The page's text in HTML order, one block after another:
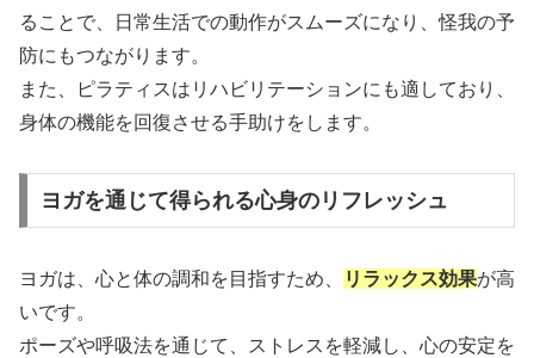
ることで、日常生活での動作がスムーズになり、怪我の予
防にもつながります。
また、ピラティスはリハビリテーションにも適しており、
身体の機能を回復させる手助けをします。
ヨガを通じて得られる心身のリフレッシュ
ヨガは、心と体の調和を目指すため、 リラックス効果が高
いです。
ポーズや呼吸法を通じて、ストレスを軽減し、心の安定を